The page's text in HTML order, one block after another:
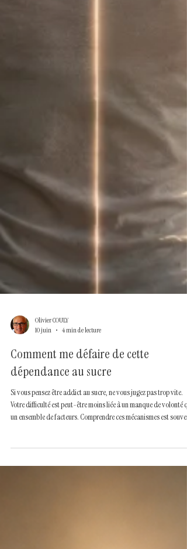
Olivier COULY
Comment me défaire de cette
dépendance au sucre
Si vous pensez être addict au sucre, ne vous jugez pas trop vite.
un ensemble de facteurs. Comprendre ces mécanismes est souvent